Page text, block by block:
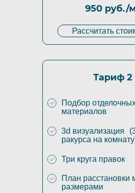
3d визуализация
ракурса на
Три круга правок
План расстановки
размерами
Тариф 2
Подбор
материалов
Рассчитать
950 руб./